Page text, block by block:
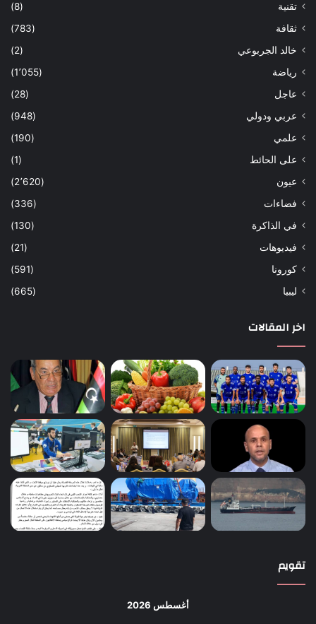
تقنية
(8)
ثقافة
(783)
خالد الجربوعي
(2)
رياضة
(1٬055)
عاجل
(28)
عربي ودولي
(948)
علمي
(190)
على الحائط
(1)
عيون
(2٬620)
فضاءات
(336)
في الذاكرة
(130)
فيديوهات
(21)
كورونا
(591)
ليبيا
(665)
اخر المقالات
تقويم
أغسطس 2026